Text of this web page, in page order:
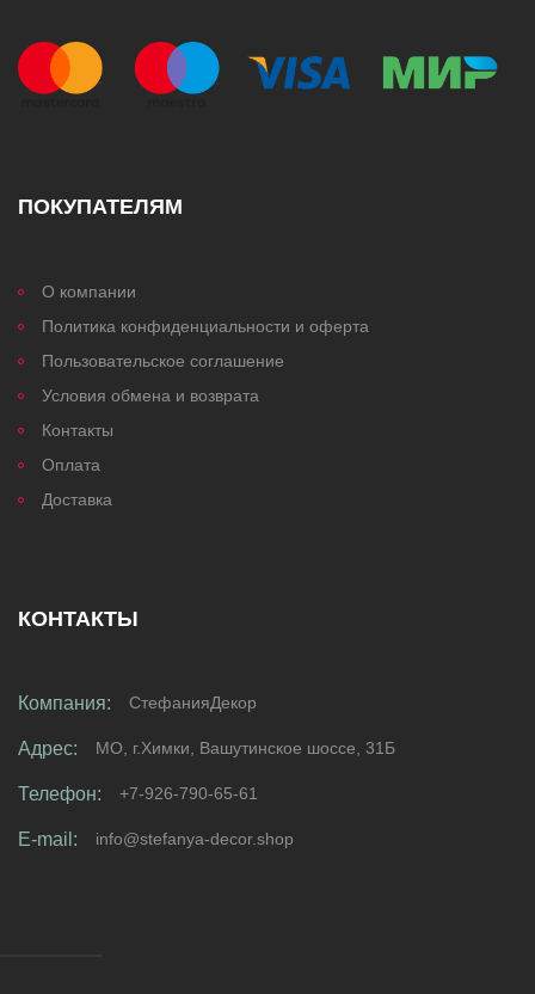
ПОКУПАТЕЛЯМ
О компании
Политика конфиденциальности и оферта
Пользовательское соглашение
Условия обмена и возврата
Контакты
Оплата
Доставка
КОНТАКТЫ
Компания: СтефанияДекор
Адрес: МО, г.Химки, Вашутинское шоссе, 31Б
Телефон: +7-926-790-65-61
E-mail: info@stefanya-decor.shop